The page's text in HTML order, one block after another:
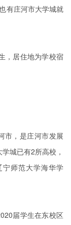
有庄河市大学城就
，居住地为学校宿
市，是庄河市发展
城已有2所高校，
师范大学海华学
届学生在东校区